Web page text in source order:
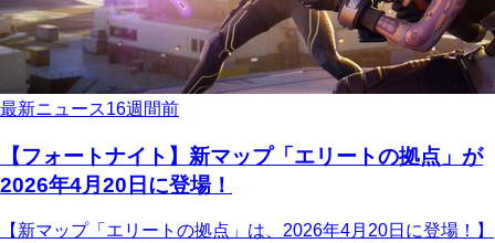
最新ニュース16週間前
【フォートナイト】新マップ「エリートの拠点」が
2026年4月20日に登場！
【新マップ「エリートの拠点」は、2026年4月20日に登場！】